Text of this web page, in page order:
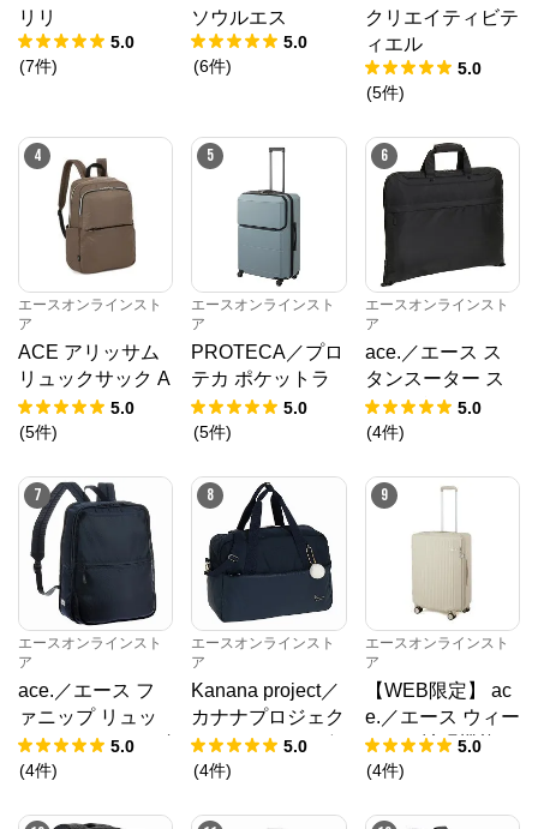
リリ
5.0
(7件)
ソウルエス
5.0
(6件)
クリエイティビテ
ィエル
5.0
(5件)
4
エースオンラインスト
ア
ACE アリッサム
リュックサック A
4 17694
5.0
(5件)
5
エースオンラインスト
ア
PROTECA／プロ
テカ ポケットラ
イナー2 スーツケ
ース 01344 日本
ーストッパー
5.0
(5件)
6
エースオンラインスト
ア
ace.／エース ス
タンスーター ス
ーツ ガーメント
バッグ 62911
5.0
(4件)
7
エースオンラインスト
ア
ace.／エース フ
ァニップ リュッ
クサック Sサイズ
67295
5.0
(4件)
8
エースオンラインスト
ア
Kanana project／
カナナプロジェク
ト ストロール ボ
ストンバッグ 672
5.0
(4件)
9
エースオンラインスト
ア
【WEB限定】 ac
e.／エース ウィー
ベルZ 拡張機能
キャスターストッ
2
5.0
(4件)
キプリングオンラインショップ